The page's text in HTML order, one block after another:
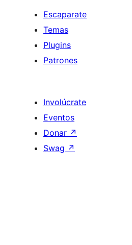
Escaparate
Temas
Plugins
Patrones
Involúcrate
Eventos
Donar ↗
Swag ↗